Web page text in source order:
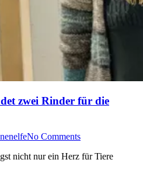
zwei Rinder für die
No Comments
nicht nur ein Herz für Tiere